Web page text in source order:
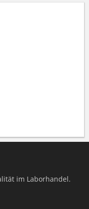
im Laborhandel.